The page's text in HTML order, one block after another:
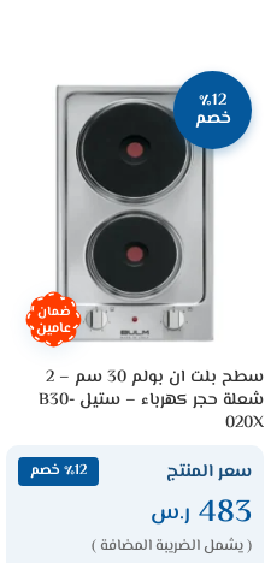
٪12
خصم
ضمان
عامين
سطح بلت ان بولم 30 سم – 2
شعلة حجر كهرباء – ستيل B30-
020X
سعر المنتج ٪12 خصم
483 ر.س
( يشمل الضريبة المضافة )